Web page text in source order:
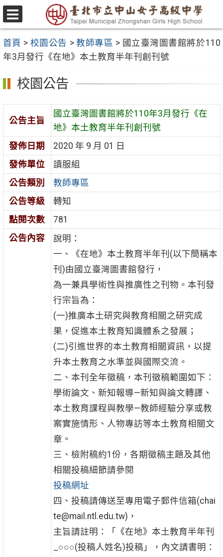
跳
至
要
內
容
區
選
單
首頁 > 校園公告 >教師專區 > 國立臺灣圖書館將於110
年3月發行《在地》本土教育半年刊創刊號
校園公告
公告主旨
國立臺灣圖書館將於110年3月發行《在
地》本土教育半年刊創刊號
發佈日期
2020 年 9 月 01 日
發佈單位
讀服組
公告類別
教師專區
公告等級
轉知
點閱次數
781
公告內容
說明：
一、《在地》本土教育半年刊(以下簡稱本
刊)由國立臺灣圖書館發行，
為一兼具學術性與推廣性之刊物。本刊發
行宗旨為：
(一)推廣本土研究與教育相關之研究成
果，促進本土教育知識體系之發展；
(二)引進世界的本土教育相關資訊，以提
升本土教育之水準並與國際交流。
二、本刊全年徵稿，本刊徵稿範圍如下：
學術論文、新知報導—新知與論文轉譯、
本土教育課程與教學—教師經驗分享或教
案實施情形、人物專訪等本土教育相關文
章。
三、檢附稿約1份，各期徵稿主題及其他
相關投稿細節請參閱
投稿網址
四、投稿請傳送至專用電子郵件信箱(chai
te@mail.ntl.edu.tw)，
主旨請註明：「《在地》本土教育半年刊
_○○○(投稿人姓名)投稿」，內文請書明：